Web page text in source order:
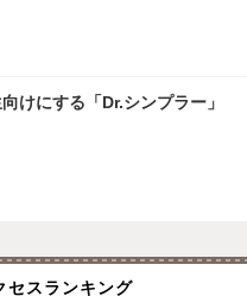
けにする「Dr.シンプラー」
セスランキング